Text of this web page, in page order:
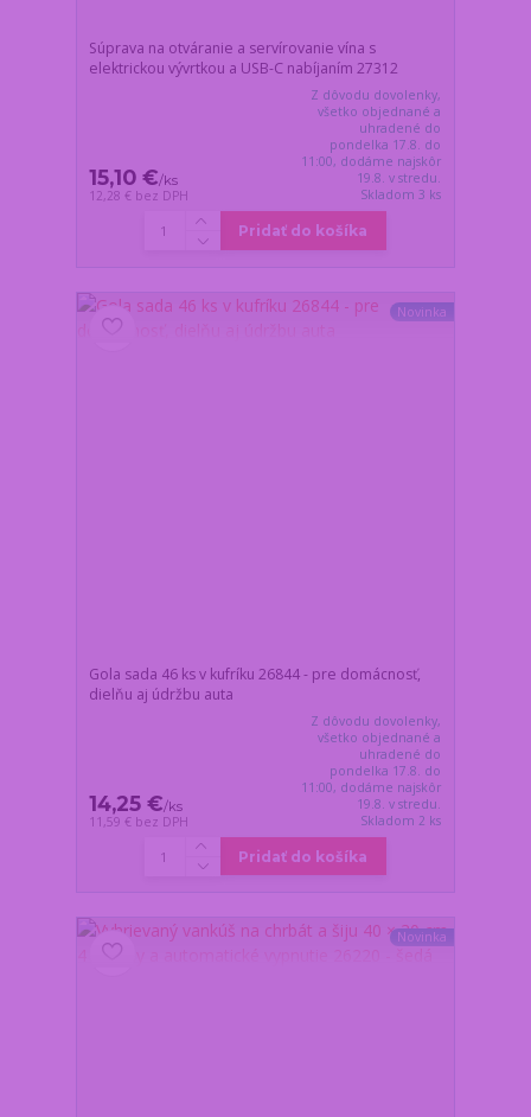
Súprava na otváranie a servírovanie vína s
elektrickou vývrtkou a USB-C nabíjaním 27312
15,10 €/ks
12,28 € bez DPH
Z dôvodu dovolenky,
všetko objednané a
uhradené do
pondelka 17.8. do
11:00, dodáme najskôr
19.8. v stredu.
Skladom 3 ks
Pridať do košíka
Novinka
Gola sada 46 ks v kufríku 26844 - pre domácnosť,
dielňu aj údržbu auta
14,25 €/ks
11,59 € bez DPH
Z dôvodu dovolenky,
všetko objednané a
uhradené do
pondelka 17.8. do
11:00, dodáme najskôr
19.8. v stredu.
Skladom 2 ks
Pridať do košíka
Novinka